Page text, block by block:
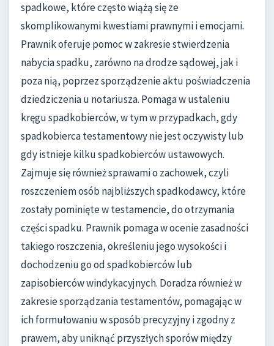
spadkowe, które często wiążą się ze
skomplikowanymi kwestiami prawnymi i emocjami.
Prawnik oferuje pomoc w zakresie stwierdzenia
nabycia spadku, zarówno na drodze sądowej, jak i
poza nią, poprzez sporządzenie aktu poświadczenia
dziedziczenia u notariusza. Pomaga w ustaleniu
kręgu spadkobierców, w tym w przypadkach, gdy
spadkobierca testamentowy nie jest oczywisty lub
gdy istnieje kilku spadkobierców ustawowych.
Zajmuje się również sprawami o zachowek, czyli
roszczeniem osób najbliższych spadkodawcy, które
zostały pominięte w testamencie, do otrzymania
części spadku. Prawnik pomaga w ocenie zasadności
takiego roszczenia, określeniu jego wysokości i
dochodzeniu go od spadkobierców lub
zapisobierców windykacyjnych. Doradza również w
zakresie sporządzania testamentów, pomagając w
ich formułowaniu w sposób precyzyjny i zgodny z
prawem, aby uniknąć przyszłych sporów między